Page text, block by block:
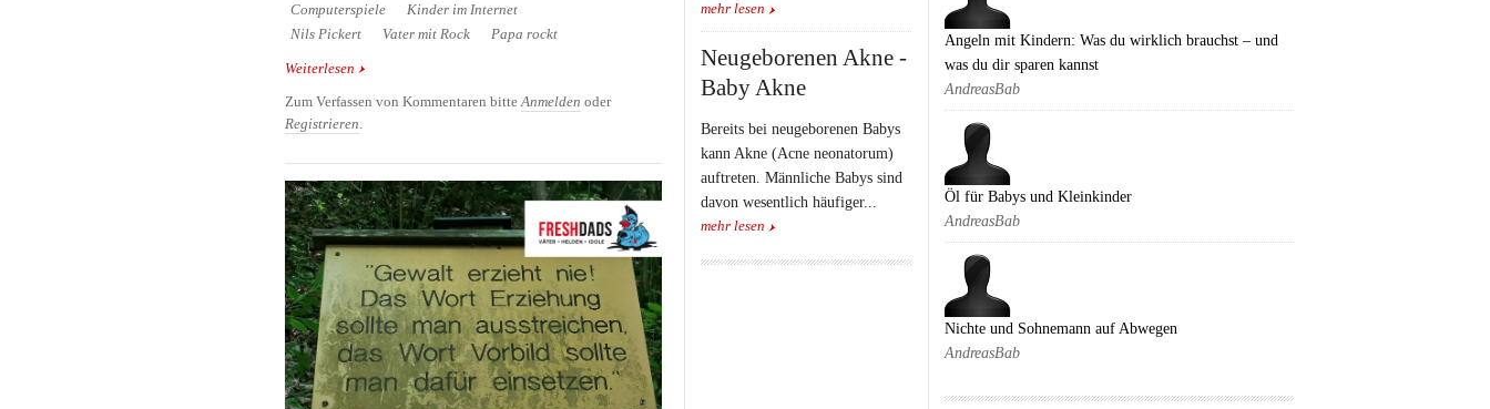
Computerspiele
Kinder im Internet
Nils Pickert
Vater mit Rock Papa rockt
Weiterlesen über Highscore
Zum Verfassen von Kommentaren bitteAnmelden oder
Registrieren.
mehr lesen
Neugeborenen Akne -
Baby Akne
Bereits bei neugeborenen Babys
kann Akne (Acne neonatorum)
auftreten. Männliche Babys sind
davon wesentlich häufiger...
mehr lesen
Angeln mit Kindern: Was du wirklich brauchst – und
was du dir sparen kannst
AndreasBab
Öl für Babys und Kleinkinder
AndreasBab
Nichte und Sohnemann auf Abwegen
AndreasBab